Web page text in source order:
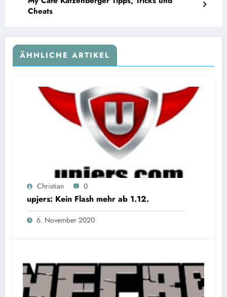
Cheats
ÄHNLICHE ARTIKEL
Christian 0
upjers: Kein Flash mehr ab 1.12.
6. November 2020